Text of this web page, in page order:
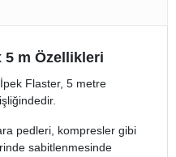
5 m Özellikleri
Flaster, 5 metre
pedleri, kompresler gibi
sabitlenmesinde